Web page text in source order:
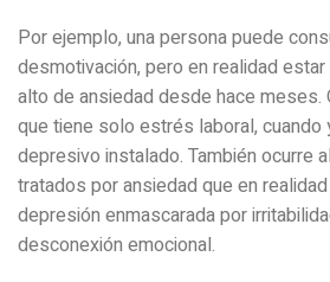
Por ejemplo, una persona puede
desmotivación, pero en realidad
alto de ansiedad desde hace meses.
que tiene solo estrés laboral, cuando
depresivo instalado. También ocurre
tratados por ansiedad que en
depresión enmascarada por
desconexión emocional.